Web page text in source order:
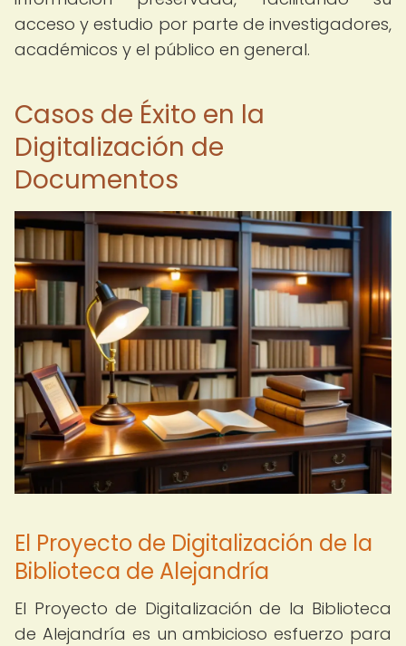
acceso y estudio por parte de investigadores,
académicos y el público en general.
Casos de Éxito en la
Digitalización de
Documentos
El Proyecto de Digitalización de la
Biblioteca de Alejandría
El Proyecto de Digitalización de la Biblioteca
de Alejandría es un ambicioso esfuerzo para